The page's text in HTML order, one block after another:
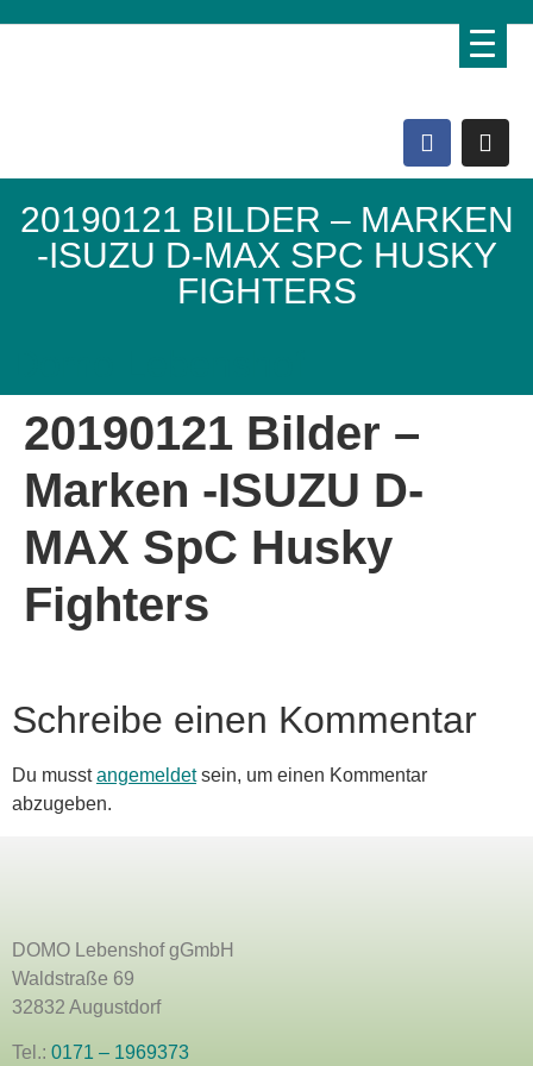
20190121 BILDER – MARKEN
-ISUZU D-MAX SPC HUSKY
FIGHTERS
20190121 Bilder –
Marken -ISUZU D-
MAX SpC Husky
Fighters
Schreibe einen Kommentar
Du musstangemeldetsein, um einen Kommentar
abzugeben.
DOMO Lebenshof gGmbH
Waldstraße 69
32832 Augustdorf
Tel.: 0171 – 1969373